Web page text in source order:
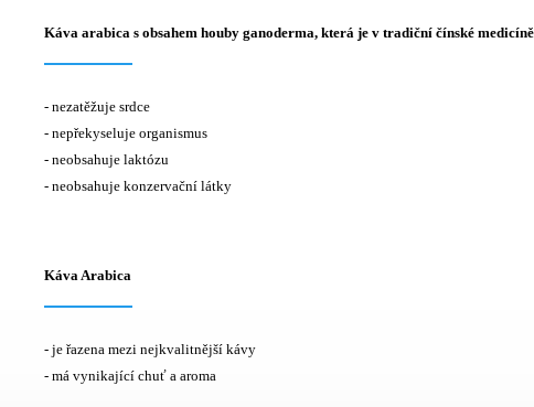
Káva arabica s obsahem houby ganoderma, která je v tradiční čínské
- nezatěžuje srdce
- nepřekyseluje organismus
- neobsahuje laktózu
- neobsahuje konzervační látky
Káva Arabica
- je řazena mezi nejkvalitnější kávy
- má vynikající chuť a aroma